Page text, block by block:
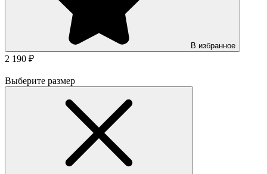
В избранное
2 190 ₽
Выберите размер